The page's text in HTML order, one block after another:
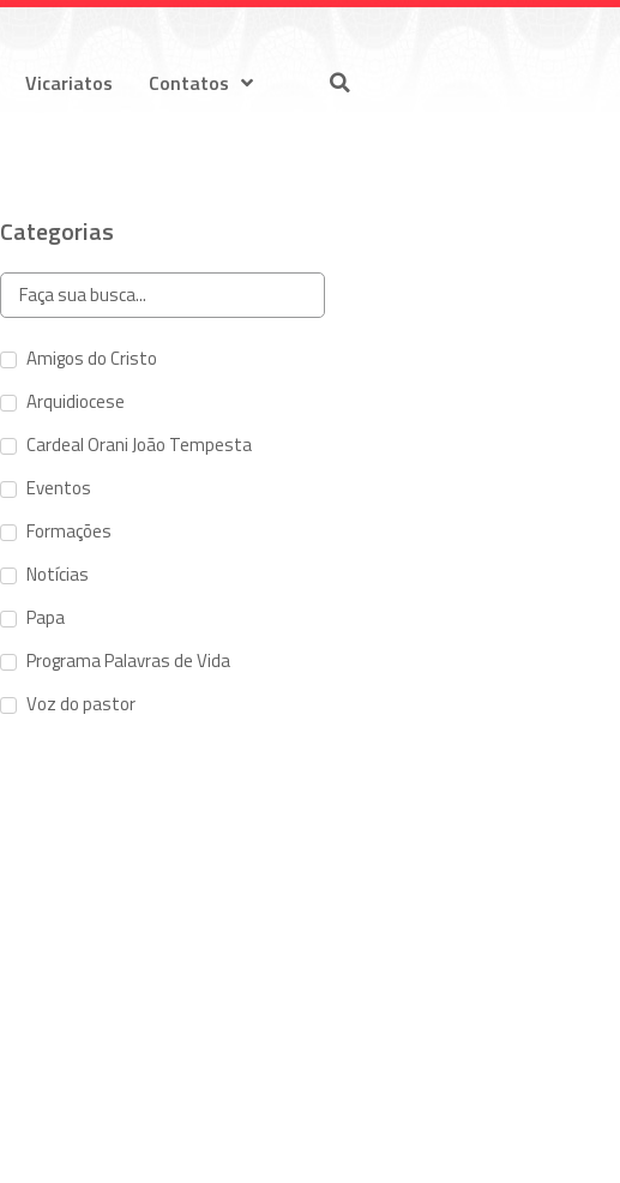
Vicariatos Contatos
Categorias
Amigos do Cristo
Arquidiocese
Cardeal Orani João Tempesta
Eventos
Formações
Notícias
Papa
Programa Palavras de Vida
Voz do pastor